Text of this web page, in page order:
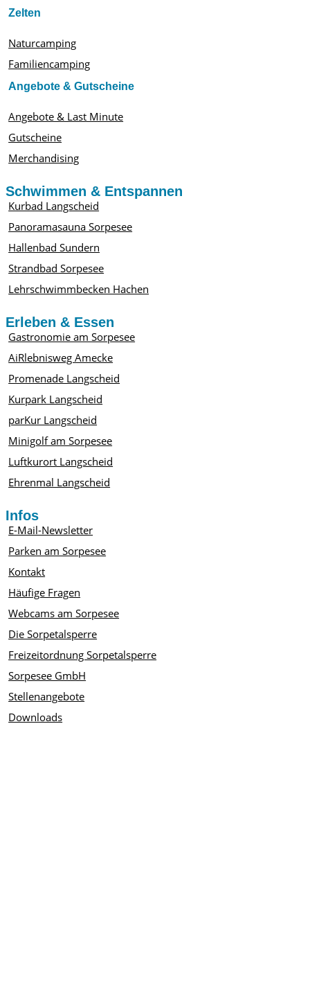
Zelten
Naturcamping
Familiencamping
Angebote & Gutscheine
Angebote & Last Minute
Gutscheine
Merchandising
Schwimmen & Entspannen
Kurbad Langscheid
Panoramasauna Sorpesee
Hallenbad Sundern
Strandbad Sorpesee
Lehrschwimmbecken Hachen
Erleben & Essen
Gastronomie am Sorpesee
AiRlebnisweg Amecke
Promenade Langscheid
Kurpark Langscheid
parKur Langscheid
Minigolf am Sorpesee
Luftkurort Langscheid
Ehrenmal Langscheid
Infos
E-Mail-Newsletter
Parken am Sorpesee
Kontakt
Häufige Fragen
Webcams am Sorpesee
Die Sorpetalsperre
Freizeitordnung Sorpetalsperre
Sorpesee GmbH
Stellenangebote
Downloads